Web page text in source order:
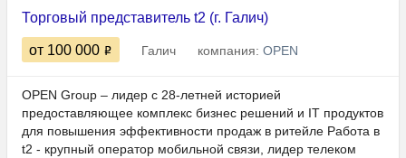
Торговый представитель t2 (г. Галич)
от 100 000 Галич компания: OPEN
OPEN Group – лидер с 28-летней историей
предоставляющее комплекс бизнес решений и IT продуктов
для повышения эффективности продаж в ритейле Работа в
t2 - крупный оператор мобильной связи, лидер телеком